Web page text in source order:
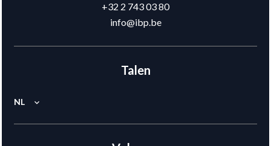
+32 2 743 03 80
info@ibp.be
Talen
NL